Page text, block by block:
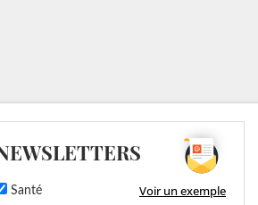
Santé Voir un exemple